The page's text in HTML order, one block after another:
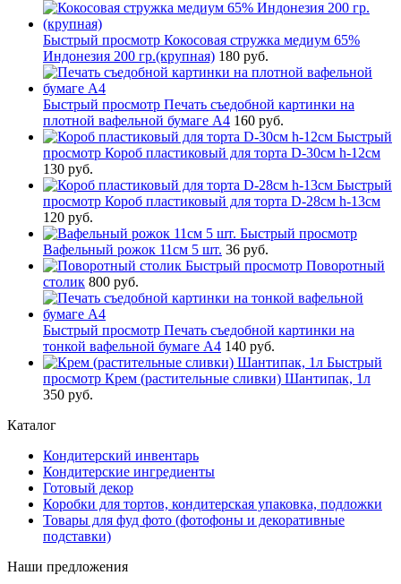
Быстрый просмотр Кокосовая стружка медиум 65%
Индонезия 200 гр.(крупная) 180 руб.
Быстрый просмотр Печать съедобной картинки на
плотной вафельной бумаге А4 160 руб.
Быстрый
просмотр Короб пластиковый для торта D-30см h-12см
130 руб.
Быстрый
просмотр Короб пластиковый для торта D-28см h-13см
120 руб.
Быстрый просмотр
Вафельный рожок 11см 5 шт. 36 руб.
Быстрый просмотр Поворотный
столик 800 руб.
Быстрый просмотр Печать съедобной картинки на
тонкой вафельной бумаге А4 140 руб.
Быстрый
просмотр Крем (растительные сливки) Шантипак, 1л
350 руб.
Каталог
Кондитерский инвентарь
Кондитерские ингредиенты
Готовый декор
Коробки для тортов, кондитерская упаковка, подложки
Товары для фуд фото (фотофоны и декоративные
подставки)
Наши предложения